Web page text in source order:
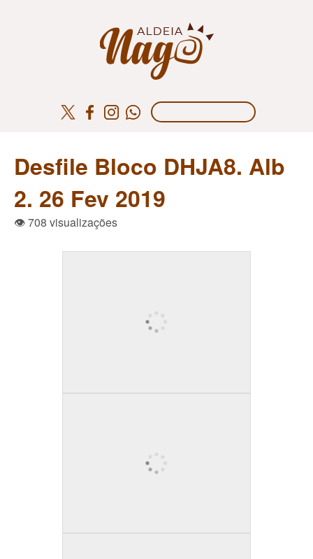
Desfile Bloco DHJA8. Alb
2. 26 Fev 2019
👁 708 visualizações